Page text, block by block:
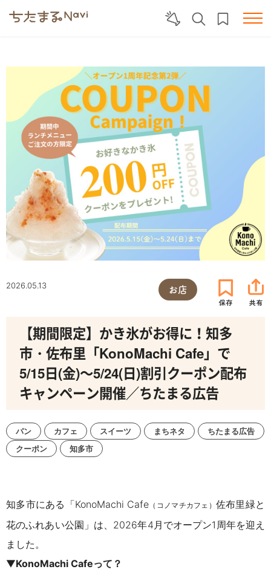
2026.05.13 お店
【期間限定】かき氷がお得に！知多
市・佐布里「KonoMachi Cafe」で
5/15日(金)～5/24(日)割引クーポン配布
キャンペーン開催／ちたまる広告
パン カフェ スイーツ まちネタ
ちたまる広告
クーポン
知多市
知多市にある「KonoMachi Cafe （コノマチカフェ） 佐布里緑と
花のふれあい公園」は、2026年4月でオープン1周年を迎え
ました。
▼KonoMachi Cafeって？